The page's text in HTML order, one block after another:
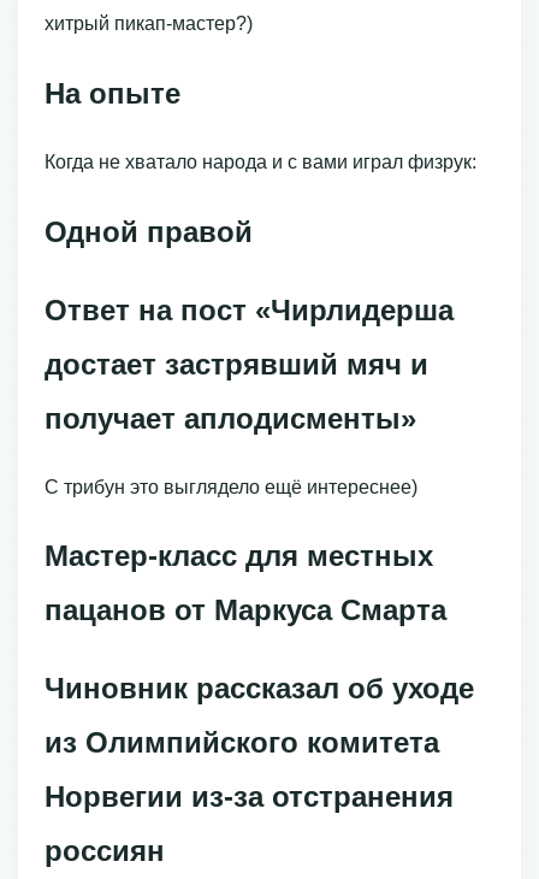
хитрый пикап-мастер?)
На опыте
Когда не хватало народа и с вами играл физрук:
Одной правой
Ответ на пост «Чирлидерша
достает застрявший мяч и
получает аплодисменты»
С трибун это выглядело ещё интереснее)
Мастер-класс для местных
пацанов от Маркуса Смарта
Чиновник рассказал об уходе
из Олимпийского комитета
Норвегии из-за отстранения
россиян